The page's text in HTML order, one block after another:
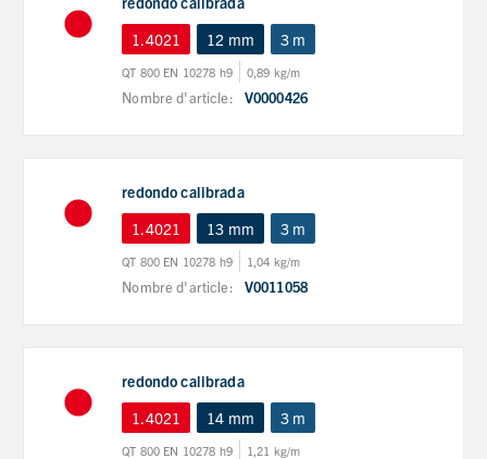
1.4021
12 mm 3 m
QT 800 EN 10278 h9 0,89 kg/m
Nombre d'article: V0000426
redondo calibrada
1.4021
13 mm 3 m
QT 800 EN 10278 h9 1,04 kg/m
Nombre d'article: V0011058
redondo calibrada
1.4021
14 mm 3 m
QT 800 EN 10278 h9 1,21 kg/m